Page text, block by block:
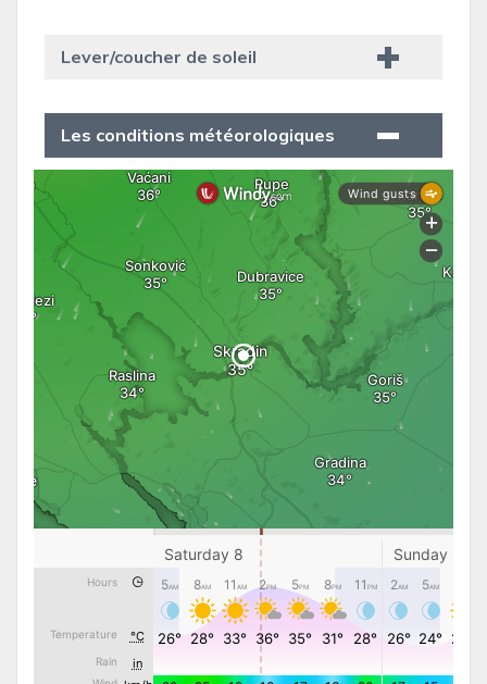
Lever/coucher de soleil
Les conditions météorologiques